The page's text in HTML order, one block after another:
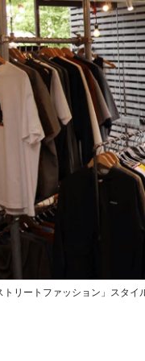
トリートファッション」スタイ